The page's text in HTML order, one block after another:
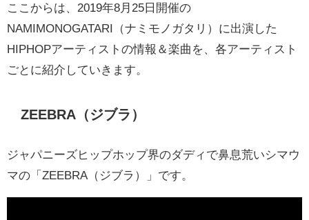
ここからは、2019年8月25日開催の
NAMIMONOGATARI（ナミモノガタリ）に出演した
HIPHOPアーティストの情報＆楽曲を、各アーティスト
ごとに紹介していきます。
ZEEBRA（ジブラ）
ジャパニーズヒップホップ界のダディで鼻息荒いシマウ
マの「ZEEBRA（ジブラ）」です。